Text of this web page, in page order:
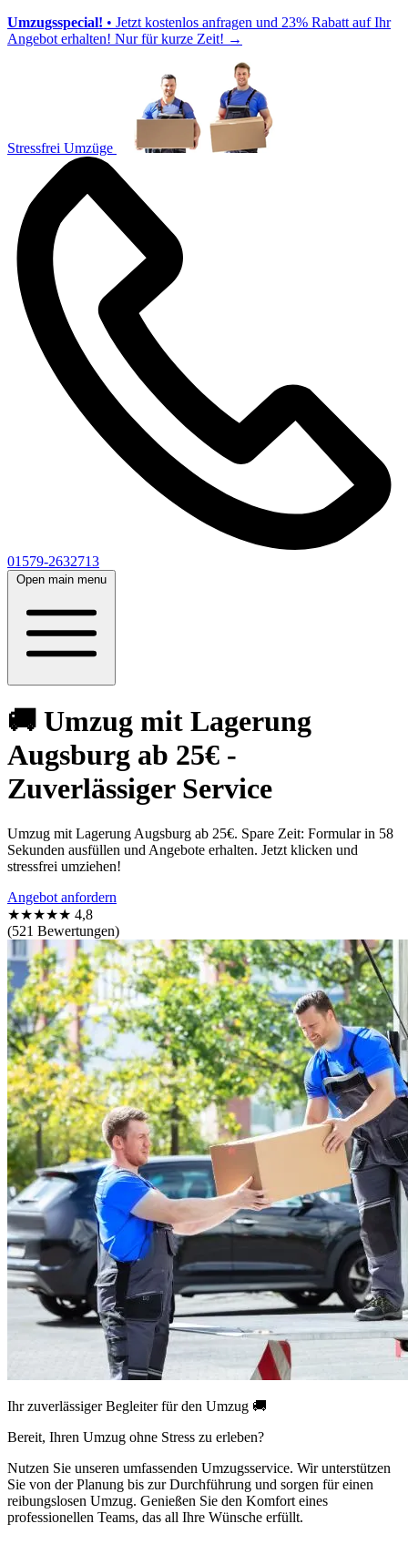
Umzugsspecial! • Jetzt kostenlos anfragen und 23% Rabatt auf Ihr
Angebot erhalten! Nur für kurze Zeit! →
Stressfrei Umzüge
01579-2632713
Open main menu
🚚 Umzug mit Lagerung
Augsburg ab 25€ -
Zuverlässiger Service
Umzug mit Lagerung Augsburg ab 25€. Spare Zeit: Formular in 58
Sekunden ausfüllen und Angebote erhalten. Jetzt klicken und
stressfrei umziehen!
Angebot anfordern
★★★★★ 4,8
(521 Bewertungen)
Ihr zuverlässiger Begleiter für den Umzug 🚚
Bereit, Ihren Umzug ohne Stress zu erleben?
Nutzen Sie unseren umfassenden Umzugsservice. Wir unterstützen
Sie von der Planung bis zur Durchführung und sorgen für einen
reibungslosen Umzug. Genießen Sie den Komfort eines
professionellen Teams, das all Ihre Wünsche erfüllt.